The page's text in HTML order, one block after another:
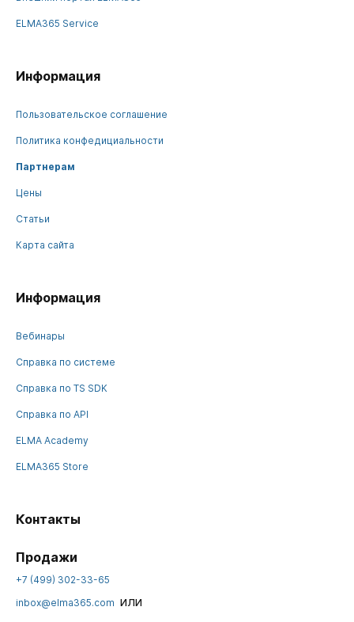
ELMA365 Service
Информация
Пользовательское соглашение
Политика конфедициальности
Партнерам
Цены
Статьи
Карта сайта
Информация
Вебинары
Справка по системе
Справка по TS SDK
Справка по API
ELMA Academy
ELMA365 Store
Контакты
Продажи
+7 (499) 302-33-65
inbox@elma365.com или